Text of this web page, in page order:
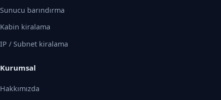
Sunucu barındırma
Kabin kiralama
IP / Subnet kiralama
Kurumsal
Hakkımızda